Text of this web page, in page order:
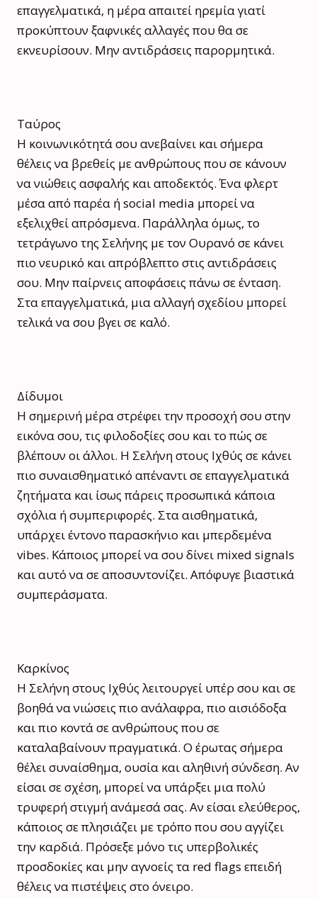
επαγγελματικά, η μέρα απαιτεί ηρεμία γιατί
προκύπτουν ξαφνικές αλλαγές που θα σε
εκνευρίσουν. Μην αντιδράσεις παρορμητικά.
Ταύρος
Η κοινωνικότητά σου ανεβαίνει και σήμερα
θέλεις να βρεθείς με ανθρώπους που σε κάνουν
να νιώθεις ασφαλής και αποδεκτός. Ένα φλερτ
μέσα από παρέα ή social media μπορεί να
εξελιχθεί απρόσμενα. Παράλληλα όμως, το
τετράγωνο της Σελήνης με τον Ουρανό σε κάνει
πιο νευρικό και απρόβλεπτο στις αντιδράσεις
σου. Μην παίρνεις αποφάσεις πάνω σε ένταση.
Στα επαγγελματικά, μια αλλαγή σχεδίου μπορεί
τελικά να σου βγει σε καλό.
Δίδυμοι
Η σημερινή μέρα στρέφει την προσοχή σου στην
εικόνα σου, τις φιλοδοξίες σου και το πώς σε
βλέπουν οι άλλοι. Η Σελήνη στους Ιχθύς σε κάνει
πιο συναισθηματικό απέναντι σε επαγγελματικά
ζητήματα και ίσως πάρεις προσωπικά κάποια
σχόλια ή συμπεριφορές. Στα αισθηματικά,
υπάρχει έντονο παρασκήνιο και μπερδεμένα
vibes. Κάποιος μπορεί να σου δίνει mixed signals
και αυτό να σε αποσυντονίζει. Απόφυγε βιαστικά
συμπεράσματα.
Καρκίνος
Η Σελήνη στους Ιχθύς λειτουργεί υπέρ σου και σε
βοηθά να νιώσεις πιο ανάλαφρα, πιο αισιόδοξα
και πιο κοντά σε ανθρώπους που σε
καταλαβαίνουν πραγματικά. Ο έρωτας σήμερα
θέλει συναίσθημα, ουσία και αληθινή σύνδεση. Αν
είσαι σε σχέση, μπορεί να υπάρξει μια πολύ
τρυφερή στιγμή ανάμεσά σας. Αν είσαι ελεύθερος,
κάποιος σε πλησιάζει με τρόπο που σου αγγίζει
την καρδιά. Πρόσεξε μόνο τις υπερβολικές
προσδοκίες και μην αγνοείς τα red flags επειδή
θέλεις να πιστέψεις στο όνειρο.